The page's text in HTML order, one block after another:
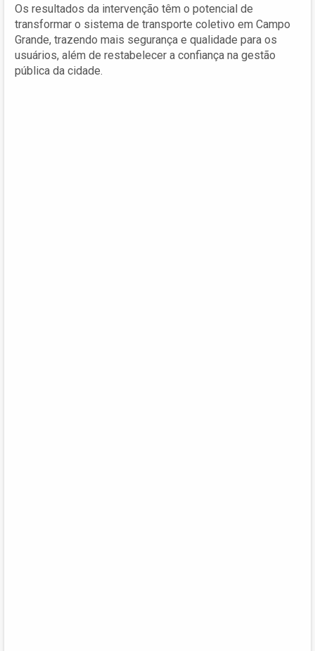
Os resultados da intervenção têm o potencial de
transformar o sistema de transporte coletivo em Campo
Grande, trazendo mais segurança e qualidade para os
usuários, além de restabelecer a confiança na gestão
pública da cidade.